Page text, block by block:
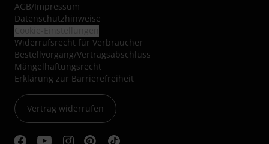
AGB/Impressum
Datenschutzhinweise
Widerrufsrecht für Verbraucher
Bestellvorgang/Vertragsabschluss
Mängelhaftungsrecht
Erklärung zur Barrierefreiheit
Vertrag widerrufen